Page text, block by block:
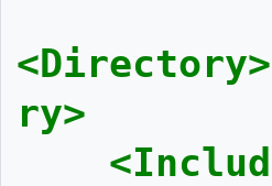
<Directory>
ry>